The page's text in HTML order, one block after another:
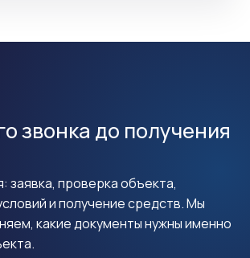
звонка до получения
заявка, проверка объекта,
и получение средств. Мы
какие документы нужны именно